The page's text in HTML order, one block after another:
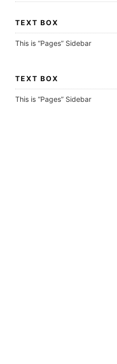
TEXT BOX
This is “Pages” Sidebar
TEXT BOX
This is “Pages” Sidebar